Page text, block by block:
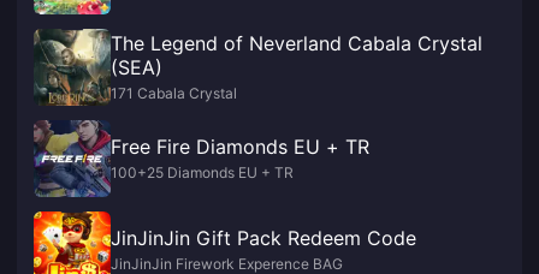
The Legend of Neverland Cabala Crystal
(SEA)
171 Cabala Crystal
Free Fire Diamonds EU + TR
100+25 Diamonds EU + TR
JinJinJin Gift Pack Redeem Code
JinJinJin Firework Experence BAG